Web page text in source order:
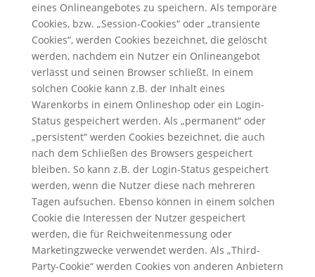
eines Onlineangebotes zu speichern. Als temporäre
Cookies, bzw. „Session-Cookies“ oder „transiente
Cookies“, werden Cookies bezeichnet, die gelöscht
werden, nachdem ein Nutzer ein Onlineangebot
verlässt und seinen Browser schließt. In einem
solchen Cookie kann z.B. der Inhalt eines
Warenkorbs in einem Onlineshop oder ein Login-
Status gespeichert werden. Als „permanent“ oder
„persistent“ werden Cookies bezeichnet, die auch
nach dem Schließen des Browsers gespeichert
bleiben. So kann z.B. der Login-Status gespeichert
werden, wenn die Nutzer diese nach mehreren
Tagen aufsuchen. Ebenso können in einem solchen
Cookie die Interessen der Nutzer gespeichert
werden, die für Reichweitenmessung oder
Marketingzwecke verwendet werden. Als „Third-
Party-Cookie“ werden Cookies von anderen Anbietern